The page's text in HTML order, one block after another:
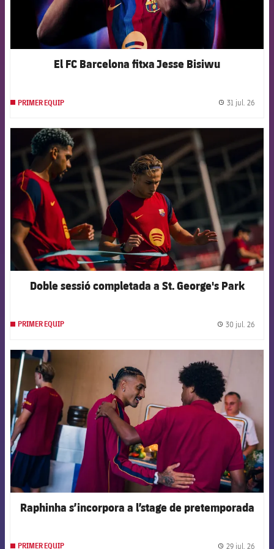
El FC Barcelona fitxa Jesse Bisiwu
PRIMER EQUIP 31 jul. 26
FCB Barcelona badge
Doble sessió completada a St. George's Park
PRIMER EQUIP 30 jul. 26
Raphinha s’incorpora a l’stage de pretemporada
PRIMER EQUIP 29 jul. 26